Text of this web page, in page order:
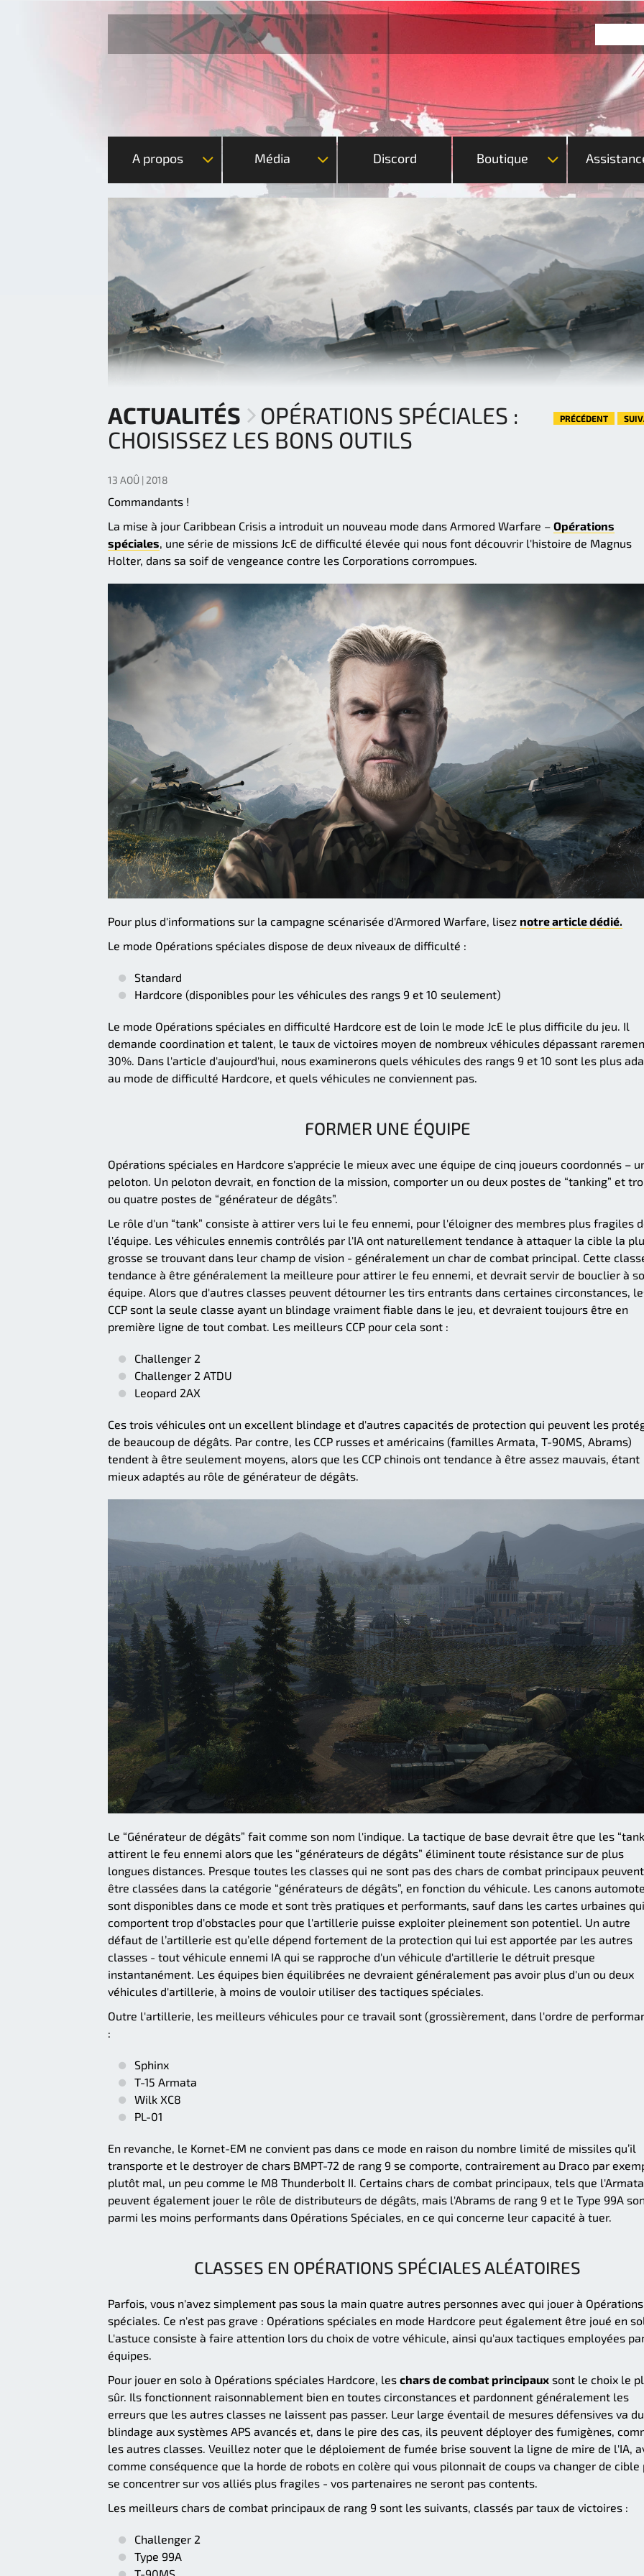
A propos Média Discord Boutique
ACTUALITÉS
OPÉRATIONS SPÉCIALES :
CHOISISSEZ LES BONS OUTILS
PRÉCÉDENT
13 AOÛ | 2018
Commandants !
La mise à jour Caribbean Crisis a introduit un nouveau mode dans Armored Warfare – Opérations
spéciales, une série de missions JcE de difficulté élevée qui nous font découvrir l'histoire de Magnus
Holter, dans sa soif de vengeance contre les Corporations corrompues.
Pour plus d'informations sur la campagne scénarisée d'Armored Warfare, lisez notre article dédié.
Le mode Opérations spéciales dispose de deux niveaux de difficulté :
Standard
Hardcore (disponibles pour les véhicules des rangs 9 et 10 seulement)
Le mode Opérations spéciales en difficulté Hardcore est de loin le mode JcE le plus difficile du jeu. Il
demande coordination et talent, le taux de victoires moyen de nombreux véhicules dépassant
30%. Dans l'article d'aujourd'hui, nous examinerons quels véhicules des rangs 9 et 10 sont les plus
au mode de difficulté Hardcore, et quels véhicules ne conviennent pas.
FORMER UNE ÉQUIPE
Opérations spéciales en Hardcore s'apprécie le mieux avec une équipe de cinq joueurs coordonnés –
peloton. Un peloton devrait, en fonction de la mission, comporter un ou deux postes de “tanking” et
ou quatre postes de “générateur de dégâts”.
Le rôle d'un “tank” consiste à attirer vers lui le feu ennemi, pour l'éloigner des membres plus fragiles
l'équipe. Les véhicules ennemis contrôlés par l'IA ont naturellement tendance à attaquer la cible la
grosse se trouvant dans leur champ de vision - généralement un char de combat principal. Cette
tendance à être généralement la meilleure pour attirer le feu ennemi, et devrait servir de bouclier à
équipe. Alors que d'autres classes peuvent détourner les tirs entrants dans certaines circonstances,
CCP sont la seule classe ayant un blindage vraiment fiable dans le jeu, et devraient toujours être en
première ligne de tout combat. Les meilleurs CCP pour cela sont :
Challenger 2
Challenger 2 ATDU
Leopard 2AX
Ces trois véhicules ont un excellent blindage et d'autres capacités de protection qui peuvent les
de beaucoup de dégâts. Par contre, les CCP russes et américains (familles Armata, T-90MS, Abrams)
tendent à être seulement moyens, alors que les CCP chinois ont tendance à être assez mauvais, étant
mieux adaptés au rôle de générateur de dégâts.
Le “Générateur de dégâts” fait comme son nom l'indique. La tactique de base devrait être que les
attirent le feu ennemi alors que les “générateurs de dégâts” éliminent toute résistance sur de plus
longues distances. Presque toutes les classes qui ne sont pas des chars de combat principaux peuvent
être classées dans la catégorie “générateurs de dégâts”, en fonction du véhicule. Les canons
sont disponibles dans ce mode et sont très pratiques et performants, sauf dans les cartes urbaines qui
comportent trop d'obstacles pour que l'artillerie puisse exploiter pleinement son potentiel. Un autre
défaut de l’artillerie est qu’elle dépend fortement de la protection qui lui est apportée par les autres
classes - tout véhicule ennemi IA qui se rapproche d'un véhicule d'artillerie le détruit presque
instantanément. Les équipes bien équilibrées ne devraient généralement pas avoir plus d'un ou deux
véhicules d'artillerie, à moins de vouloir utiliser des tactiques spéciales.
Outre l'artillerie, les meilleurs véhicules pour ce travail sont (grossièrement, dans l'ordre de
:
Sphinx
T-15 Armata
Wilk XC8
PL-01
En revanche, le Kornet-EM ne convient pas dans ce mode en raison du nombre limité de missiles qu’il
transporte et le destroyer de chars BMPT-72 de rang 9 se comporte, contrairement au Draco par
plutôt mal, un peu comme le M8 Thunderbolt II. Certains chars de combat principaux, tels que
peuvent également jouer le rôle de distributeurs de dégâts, mais l'Abrams de rang 9 et le Type 99A
parmi les moins performants dans Opérations Spéciales, en ce qui concerne leur capacité à tuer.
CLASSES EN OPÉRATIONS SPÉCIALES ALÉATOIRES
Parfois, vous n'avez simplement pas sous la main quatre autres personnes avec qui jouer à Opérations
spéciales. Ce n'est pas grave : Opérations spéciales en mode Hardcore peut également être joué en
L'astuce consiste à faire attention lors du choix de votre véhicule, ainsi qu'aux tactiques employées
équipes.
Pour jouer en solo à Opérations spéciales Hardcore, les chars de combat principaux sont le choix le
sûr. Ils fonctionnent raisonnablement bien en toutes circonstances et pardonnent généralement les
erreurs que les autres classes ne laissent pas passer. Leur large éventail de mesures défensives va du
blindage aux systèmes APS avancés et, dans le pire des cas, ils peuvent déployer des fumigènes,
les autres classes. Veuillez noter que le déploiement de fumée brise souvent la ligne de mire de l'IA,
comme conséquence que la horde de robots en colère qui vous pilonnait de coups va changer de cible
se concentrer sur vos alliés plus fragiles - vos partenaires ne seront pas contents.
Les meilleurs chars de combat principaux de rang 9 sont les suivants, classés par taux de victoires :
Challenger 2
Type 99A